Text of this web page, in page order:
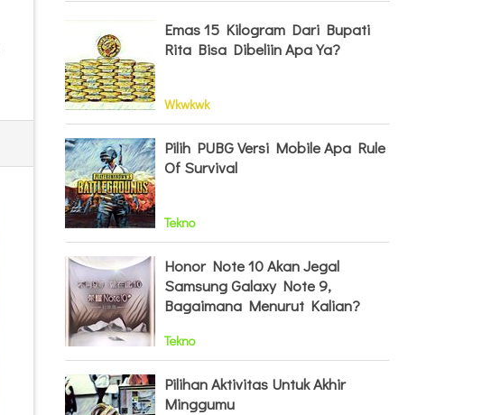
Emas 15 Kilogram Dari Bupati
Rita Bisa Dibeliin Apa Ya?
Wkwkwk
Pilih PUBG Versi Mobile Apa Rule
Of Survival
Tekno
Honor Note 10 Akan Jegal
Samsung Galaxy Note 9,
Bagaimana Menurut Kalian?
Tekno
Pilihan Aktivitas Untuk Akhir
Minggumu